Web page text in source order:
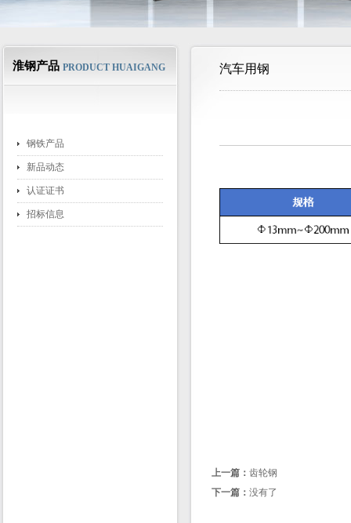
淮钢产品 PRODUCT HUAIGANG
钢铁产品
新品动态
认证证书
招标信息
汽车用钢
上一篇： 齿轮钢
下一篇： 没有了